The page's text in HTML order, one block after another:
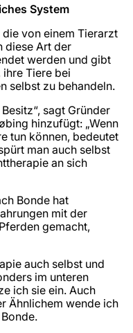
System
von einem Tierarzt
diese Art der
werden und gibt
Tiere bei
selbst zu behandeln.
sagt Gründer
hinzufügt: „Wenn
tun können, bedeutet
man auch selbst
an sich
Bonde hat
mit der
gemacht,
auch selbst und
im unteren
ich sie ein. Auch
Ähnlichem wende ich